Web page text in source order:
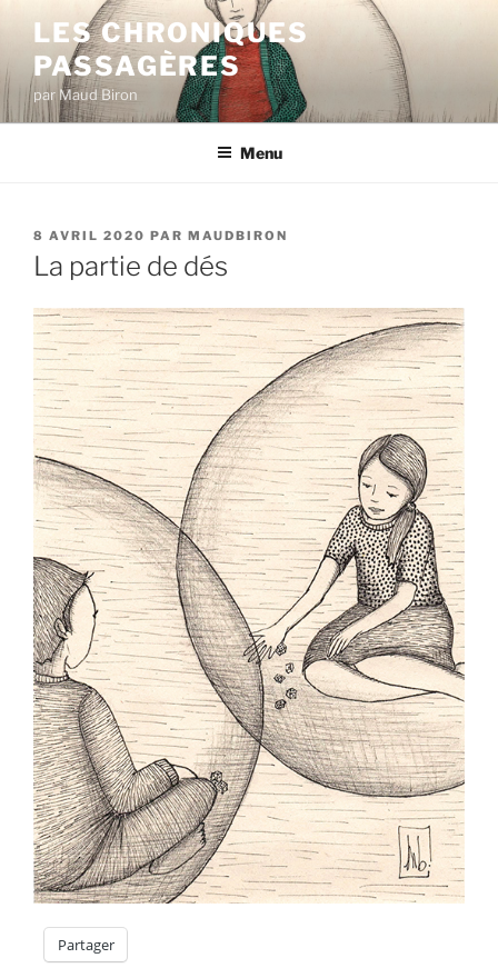
contenu
principal
LES CHRONIQUES
PASSAGÈRES
par Maud Biron
Menu
PUBLIÉ
LE
8 AVRIL 2020 PAR MAUDBIRON
La partie de dés
Partager